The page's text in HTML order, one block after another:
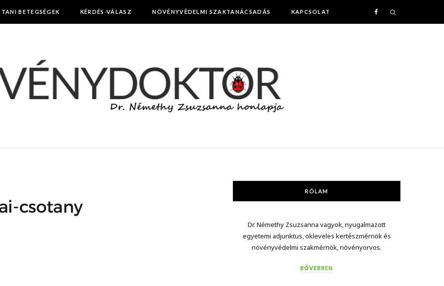
BETEGSÉGEK KÉRDÉS-VÁLASZ NÖVÉNYVÉDELMI SZAKTANÁCSADÁS KAPCSOLAT
csotany
RÓLAM
Dr. Némethy Zsuzsanna vagyok, nyugalmazott
egyetemi adjunktus, okleveles kertészmérnök és
növényvédelmi szakmérnök, növényorvos.
BŐVEBBEN